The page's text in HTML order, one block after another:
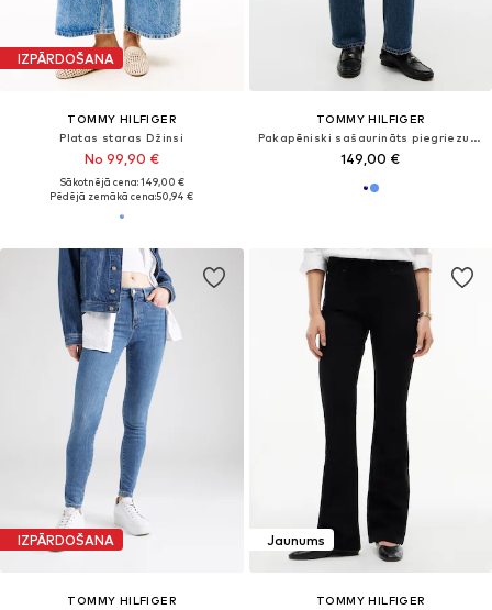
IZPĀRDOŠANA
TOMMY HILFIGER
Platas staras Džinsi
No 99,90 €
Sākotnējā cena: 149,00 €
Pēdējā zemākā cena:50,94 €
TOMMY HILFIGER
Pakapēniski sašaurināts piegriezums Džinsi 'Flag Horsebit Regular Tapered Ankle'
149,00 €
IZPĀRDOŠANA
TOMMY HILFIGER
Jaunums
TOMMY HILFIGER